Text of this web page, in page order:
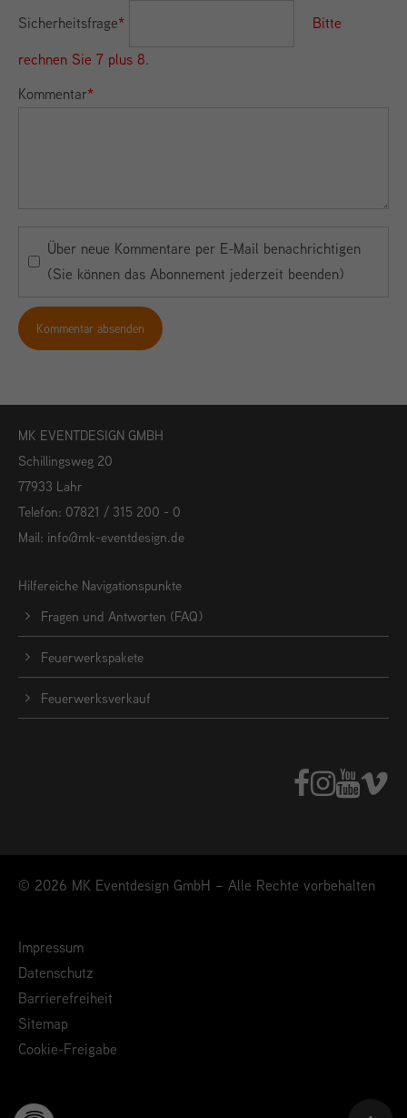
Sicherheitsfrage*
Bitte
rechnen Sie 7 plus 8.
Kommentar*
Über neue Kommentare per E-Mail benachrichtigen
(Sie können das Abonnement jederzeit beenden)
Kommentar absenden
MK EVENTDESIGN GMBH
Schillingsweg 20
77933 Lahr
Telefon: 07821 / 315 200 - 0
Mail: info@mk-eventdesign.de
Hilfereiche Navigationspunkte
Fragen und Antworten (FAQ)
Feuerwerkspakete
Feuerwerksverkauf
© 2026 MK Eventdesign GmbH – Alle Rechte vorbehalten
Impressum
Datenschutz
Barrierefreiheit
Sitemap
Cookie-Freigabe